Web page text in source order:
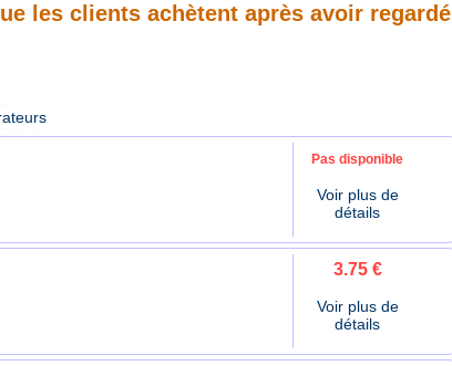
les clients achètent après avoir regardé
Pas disponible
Voir plus de
détails
3.75 €
Voir plus de
détails